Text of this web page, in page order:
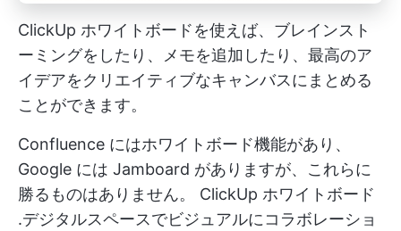
ClickUp ホワイトボードを使えば、ブレインスト
ーミングをしたり、メモを追加したり、最高のア
イデアをクリエイティブなキャンバスにまとめる
ことができます。
Confluence にはホワイトボード機能があり、
Google には Jamboard がありますが、これらに
勝るものはありません。 ClickUp ホワイトボード
.デジタルスペースでビジュアルにコラボレーショ